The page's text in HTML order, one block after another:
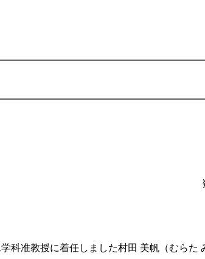
科准教授に着任しました村田 美帆（むらた